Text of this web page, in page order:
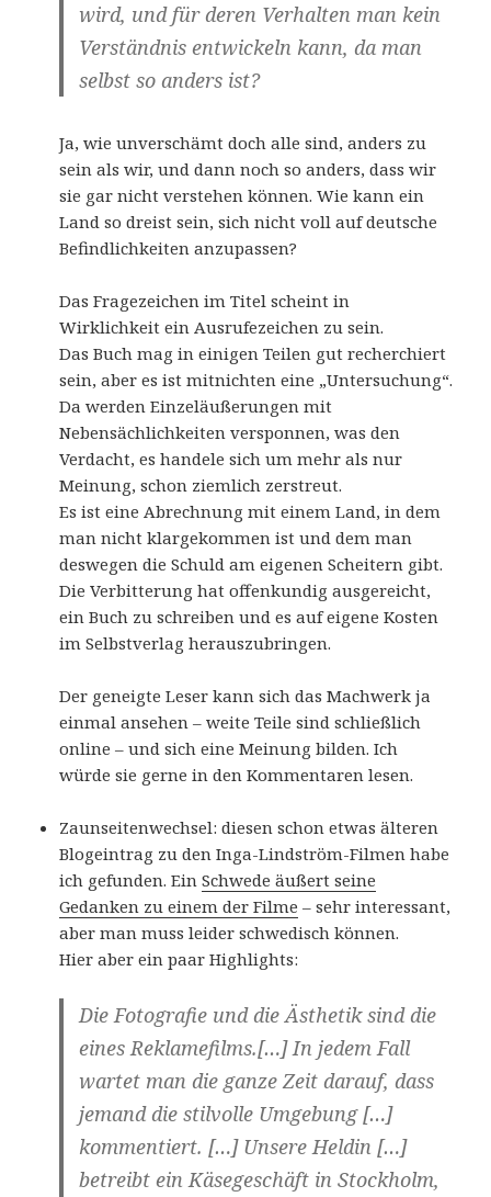
wird, und für deren Verhalten man kein
Verständnis entwickeln kann, da man
selbst so anders ist?
Ja, wie unverschämt doch alle sind, anders zu
sein als wir, und dann noch so anders, dass wir
sie gar nicht verstehen können. Wie kann ein
Land so dreist sein, sich nicht voll auf deutsche
Befindlichkeiten anzupassen?
Das Fragezeichen im Titel scheint in
Wirklichkeit ein Ausrufezeichen zu sein.
Das Buch mag in einigen Teilen gut recherchiert
sein, aber es ist mitnichten eine „Untersuchung“.
Da werden Einzeläußerungen mit
Nebensächlichkeiten versponnen, was den
Verdacht, es handele sich um mehr als nur
Meinung, schon ziemlich zerstreut.
Es ist eine Abrechnung mit einem Land, in dem
man nicht klargekommen ist und dem man
deswegen die Schuld am eigenen Scheitern gibt.
Die Verbitterung hat offenkundig ausgereicht,
ein Buch zu schreiben und es auf eigene Kosten
im Selbstverlag herauszubringen.
Der geneigte Leser kann sich das Machwerk ja
einmal ansehen – weite Teile sind schließlich
online – und sich eine Meinung bilden. Ich
würde sie gerne in den Kommentaren lesen.
Zaunseitenwechsel: diesen schon etwas älteren
Blogeintrag zu den Inga-Lindström-Filmen habe
ich gefunden. EinSchwede äußert seine
Gedanken zu einem der Filme – sehr interessant,
aber man muss leider schwedisch können.
Hier aber ein paar Highlights:
Die Fotografie und die Ästhetik sind die
eines Reklamefilms.[…] In jedem Fall
wartet man die ganze Zeit darauf, dass
jemand die stilvolle Umgebung […]
kommentiert. […] Unsere Heldin […]
betreibt ein Käsegeschäft in Stockholm,